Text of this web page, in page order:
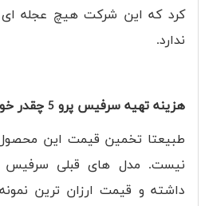
کرد که این شرکت هیچ عجله ای
ندارد.
هزینه تهیه سرفیس پرو 5 چقدر خواهد بود؟
طبیعتا تخمین قیمت این محصول
نیست. مدل های قبلی سرفیس